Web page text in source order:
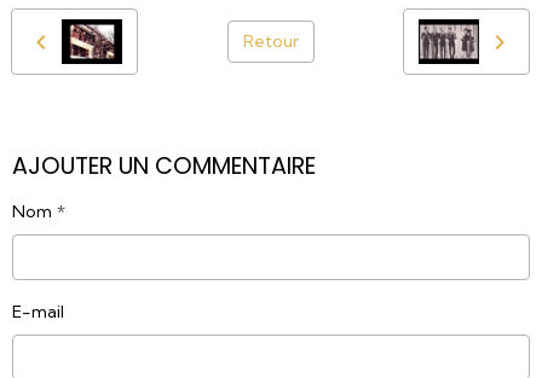
Retour
AJOUTER UN COMMENTAIRE
Nom
E-mail